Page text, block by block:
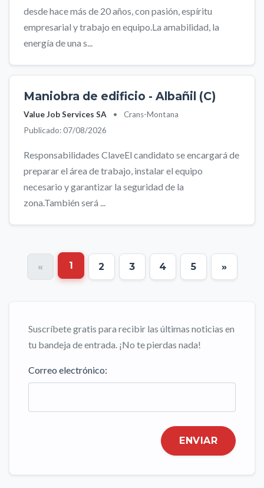
desde hace más de 20 años, con pasión, espíritu
empresarial y trabajo en equipo.La amabilidad, la
energía de una s...
Maniobra de edificio - Albañil (C)
Value Job Services SA •
Crans-Montana
Publicado: 07/08/2026
Responsabilidades ClaveEl candidato se encargará de
preparar el área de trabajo, instalar el equipo
necesario y garantizar la seguridad de la
zona.También será ...
« 1 2 3 4 5 »
Suscríbete gratis para recibir las últimas noticias en
tu bandeja de entrada. ¡No te pierdas nada!
Correo electrónico:
ENVIAR